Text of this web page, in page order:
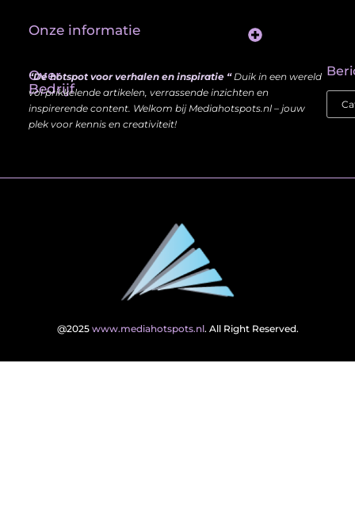
Over
Bedrijf
“Dé hotspot voor verhalen en inspiratie “Duik in een wereld
vol prikkelende artikelen, verrassende inzichten en
inspirerende content. Welkom bij Mediahotspots.nl – jouw
plek voor kennis en creativiteit!
Onze informatie
@2025 www.mediahotspots.nl. All Right Reserved.